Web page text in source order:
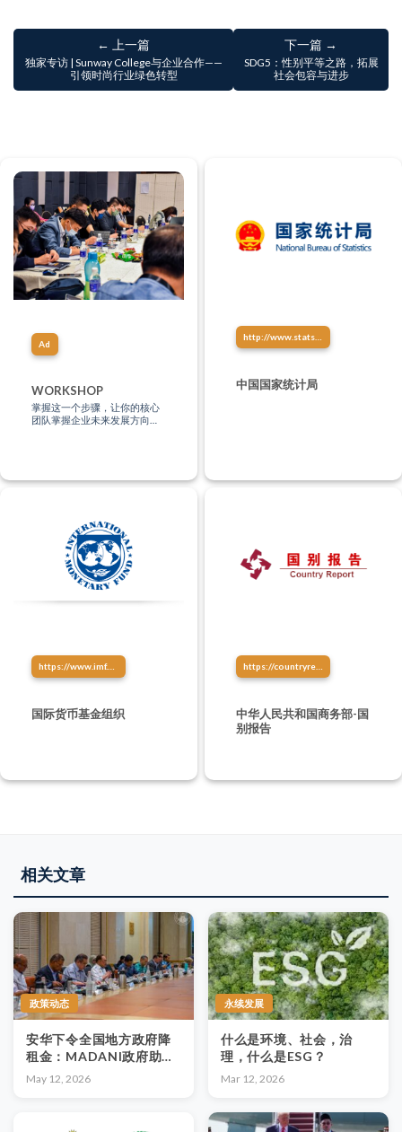
← 上一篇
独家专访 | Sunway College与企业合作——
引领时尚行业绿色转型
下一篇 →
SDG5：性别平等之路，拓展
社会包容与进步
Ad
WORKSHOP
掌握这一个步骤，让你的核心
团队掌握企业未来发展方向、
http://www.stats.gov.cn/
中国国家统计局
https://www.imf.org/zh/home
国际货币基金组织
https://countryreport.mofcom.gov.cn/
中华人民共和国商务部-国
别报告
相关文章
政策动态
安华下令全国地方政府降
租金：MADANI政府助力
小商贩对抗全球供应危机
May 12, 2026
永续发展
什么是环境、社会，治
理，什么是ESG？
Mar 12, 2026